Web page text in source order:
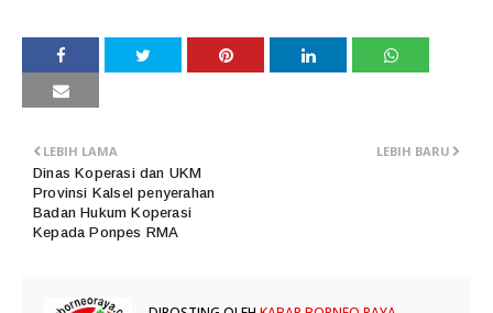
LEBIH BARU
LEBIH LAMA
Dinas Koperasi dan UKM
Provinsi Kalsel penyerahan
Badan Hukum Koperasi
Kepada Ponpes RMA